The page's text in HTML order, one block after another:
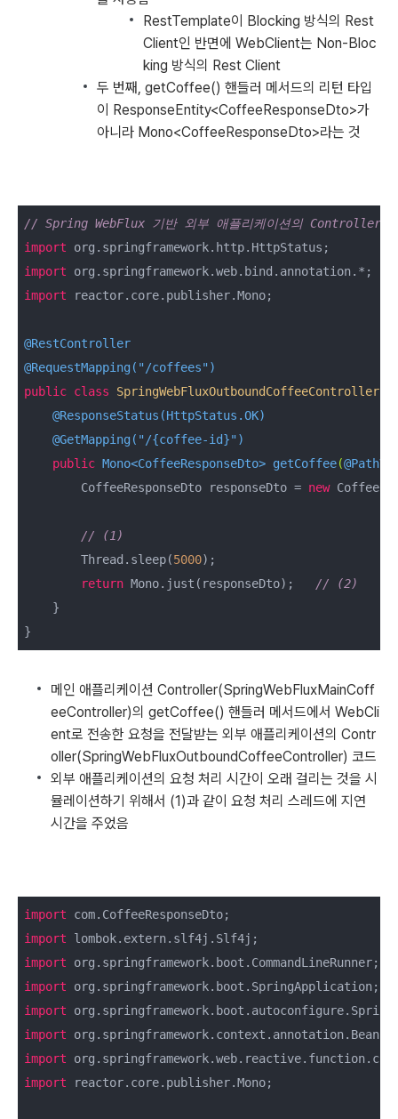
RestTemplate이 Blocking 방식의 Rest
Client인 반면에 WebClient는 Non-Bloc
king 방식의 Rest Client
두 번째, getCoffee() 핸들러 메서드의 리턴 타입
이 ResponseEntity<CoffeeResponseDto>가
아니라 Mono<CoffeeResponseDto>라는 것
// Spring WebFlux 기반 외부 애플리케이션의 Controller
import
import
import reactor.core.publisher.Mono;
@RestController
@RequestMapping("/coffees")
public class SpringWebFluxOutboundCoffeeController
@ResponseStatus(HttpStatus.OK)
@GetMapping("/{coffee-id}")
public Mono<CoffeeResponseDto> getCoffee(
        CoffeeResponseDto responseDto =
new
// (1)
        Thread.sleep(
5000);
return Mono.just(responseDto); // (2)
    }
}
메인 애플리케이션 Controller(SpringWebFluxMainCoff
eeController)의 getCoffee() 핸들러 메서드에서 WebCli
ent로 전송한 요청을 전달받는 외부 애플리케이션의 Contr
oller(SpringWebFluxOutboundCoffeeController) 코드
외부 애플리케이션의 요청 처리 시간이 오래 걸리는 것을 시
뮬레이션하기 위해서 (1)과 같이 요청 처리 스레드에 지연
시간을 주었음
import
import
import
import
import
import
import
import reactor.core.publisher.Mono;